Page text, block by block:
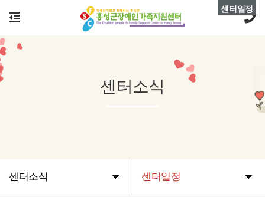
센터소식 센터일정
센터소식
센터일정